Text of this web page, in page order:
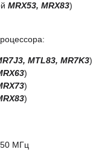
MRX53, MRX83)
MTL83, MR7K3)
)
)
)
МГц